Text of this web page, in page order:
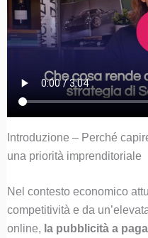
Introduzione – Perché
una priorità imprenditoriale
Nel contesto economico
competitività e da
online, la pubblicità a